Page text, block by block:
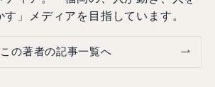
」メディアを目指しています。
この著者の記事一覧へ